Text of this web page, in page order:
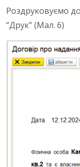
Роздруковуємо
“Друк” (Мал. 6)